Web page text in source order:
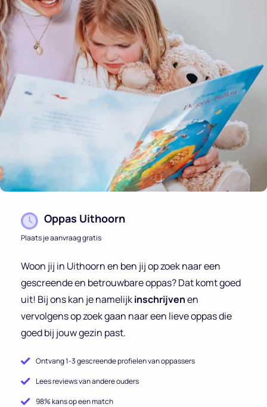
Oppas Uithoorn
Plaats je aanvraag gratis
Woon jij in Uithoorn en ben jij op zoek naar een
gescreende en betrouwbare oppas? Dat komt goed
uit! Bij ons kan je namelijkinschrijvenen
vervolgens op zoek gaan naar een lieve oppas die
goed bij jouw gezin past.
Ontvang 1-3 gescreende profielen van oppassers
Lees reviews van andere ouders
98% kans op een match